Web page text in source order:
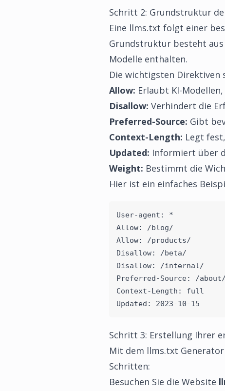
Schritt 2: Grundstruktur
Eine llms.txt folgt einer
Grundstruktur besteht aus
Modelle enthalten.
Die wichtigsten Direktiven
Allow: Erlaubt KI-
Disallow: Verhindert die
Preferred-Source: Gibt
Context-Length: Legt
Updated: Informiert über
Weight: Bestimmt die
Hier ist ein einfaches
User-agent: *
Allow: /blog/
Allow: /products/
Disallow: /beta/
Disallow: /internal/
Preferred-Source: /
Context-Length: full
Updated: 2023-10-15
Schritt 3: Erstellung Ihrer
Mit dem llms.txt Generator
Schritten:
Besuchen Sie die Website